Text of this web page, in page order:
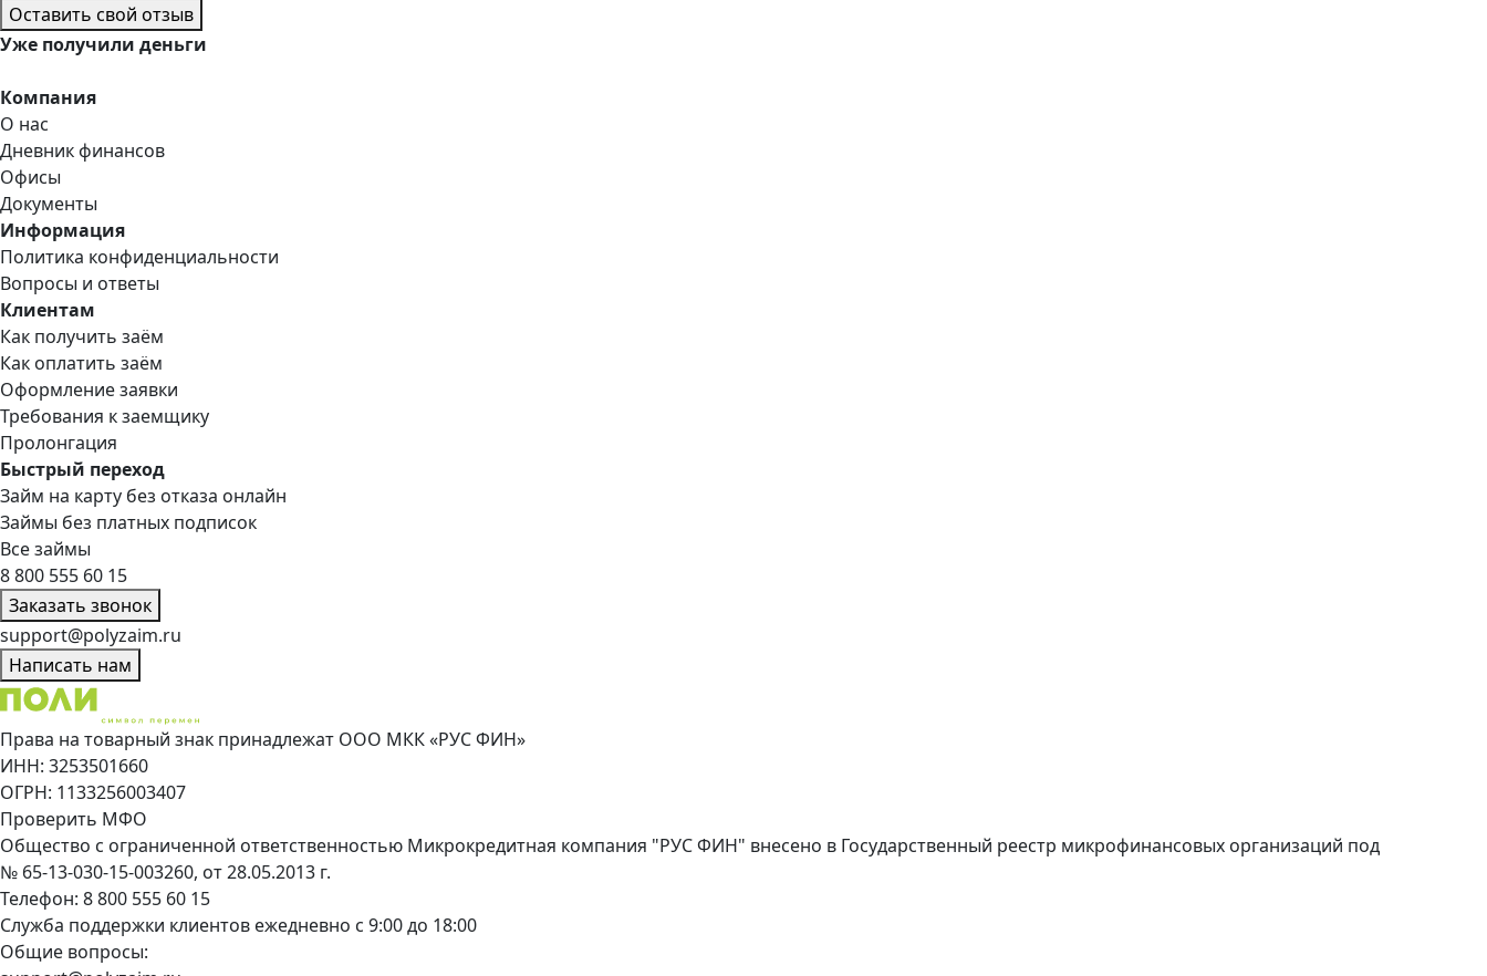
Оставить свой отзыв
Уже получили деньги
Компания
О нас
Дневник финансов
Офисы
Документы
Информация
Политика конфиденциальности
Вопросы и ответы
Клиентам
Как получить заём
Как оплатить заём
Оформление заявки
Требования к заемщику
Пролонгация
Быстрый переход
Займ на карту без отказа онлайн
Займы без платных подписок
Все займы
8 800 555 60 15
Заказать звонок
support@polyzaim.ru
Написать нам
Права на товарный знак принадлежат ООО МКК «РУС ФИН»
ИНН: 3253501660
ОГРН: 1133256003407
Проверить МФО
Общество с ограниченной ответственностью Микрокредитная компания "РУС ФИН" внесено в Государственный реестр микрофинансовых организаций под
№ 65-13-030-15-003260, от 28.05.2013 г.
Телефон: 8 800 555 60 15
Служба поддержки клиентов ежедневно с 9:00 до 18:00
Общие вопросы: